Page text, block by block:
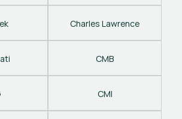
Charles Lawrence
CMB
CMI